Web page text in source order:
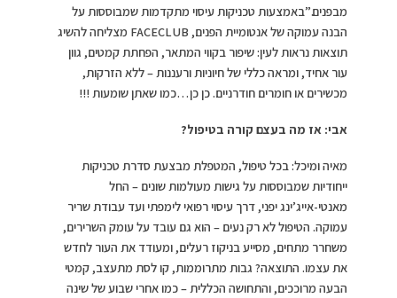
מבפנים.”באמצעות טכניקות עיסוי מתקדמות שמבוססות על
הבנה עמוקה של אנטומיית הפנים, FACECLUB מצליחה להשיג
תוצאות נראות לעין: שיפור בקווי המתאר, הפחתת קמטים, גוון
עור אחיד, ומראה כללי של חיוניות ורעננות – ללא הזרקות,
מכשירים או חומרים חודרניים. כן כן…כמו שאתן שומעות !!!
אבי: אז מה בעצם קורה בטיפול?
מאיה ומיכל: בכל טיפול, המטפלת מבצעת סדרת טכניקות
ייחודיות שמבוססות על גישות מעולמות שונים – החל
מאנטי-אייג’ינג יפני, דרך עיסוי רפואי לימפתי ועד עבודת שריר
עמוקה. הטיפול לא רק נעים – הוא גם עובד על עומק השרירים,
משחרר מתחים, מסייע בניקוז רעלים, ומעודד את העור לחדש
את עצמו. התוצאה? גבות מתרוממות, קו לסת מתעצב, קמטי
הבעה מרוככים, והתחושה הכללית – כמו אחרי שבוע של שינה